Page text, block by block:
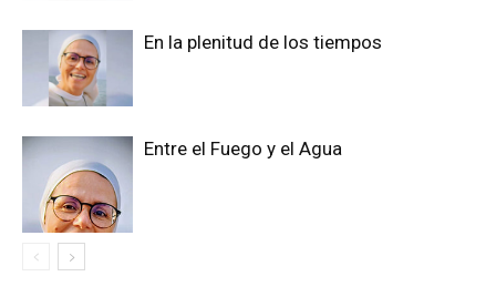
En la plenitud de los tiempos
Entre el Fuego y el Agua